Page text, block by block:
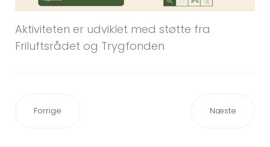
Aktiviteten er udviklet med støtte fra
Friluftsrådet og Trygfonden
Forrige Næste